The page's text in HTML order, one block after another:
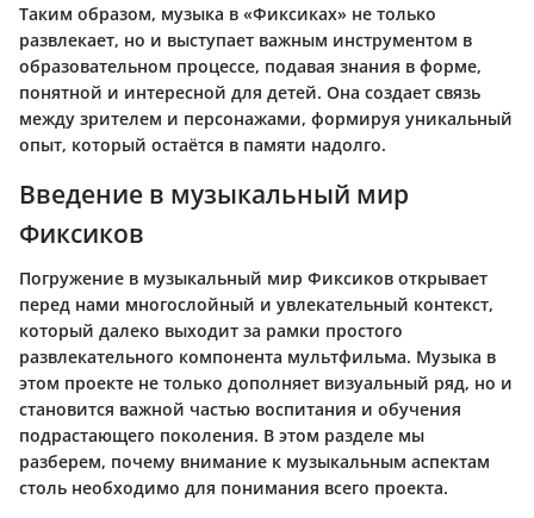
Таким образом, музыка в «Фиксиках» не только
развлекает, но и выступает важным инструментом в
образовательном процессе, подавая знания в форме,
понятной и интересной для детей. Она создает связь
между зрителем и персонажами, формируя уникальный
опыт, который остаётся в памяти надолго.
Введение в музыкальный мир
Фиксиков
Погружение в музыкальный мир Фиксиков открывает
перед нами многослойный и увлекательный контекст,
который далеко выходит за рамки простого
развлекательного компонента мультфильма. Музыка в
этом проекте не только дополняет визуальный ряд, но и
становится важной частью воспитания и обучения
подрастающего поколения. В этом разделе мы
разберем, почему внимание к музыкальным аспектам
столь необходимо для понимания всего проекта.